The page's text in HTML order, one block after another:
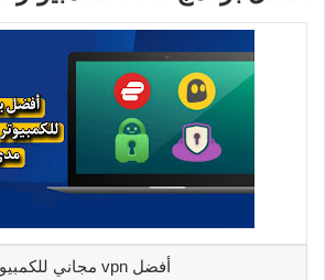
أفضل vpn مجاني للكمبيوتر